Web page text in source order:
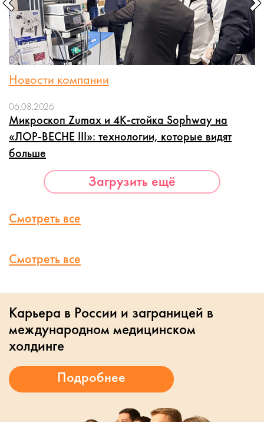
Новости компании
06.08.2026
Микроскоп Zumax и 4K-стойка Sophway на
«ЛОР-ВЕСНЕ III»: технологии, которые видят
больше
Загрузить ещё
Смотреть все
Смотреть все
Карьера в России и заграницей в
международном медицинском
холдинге